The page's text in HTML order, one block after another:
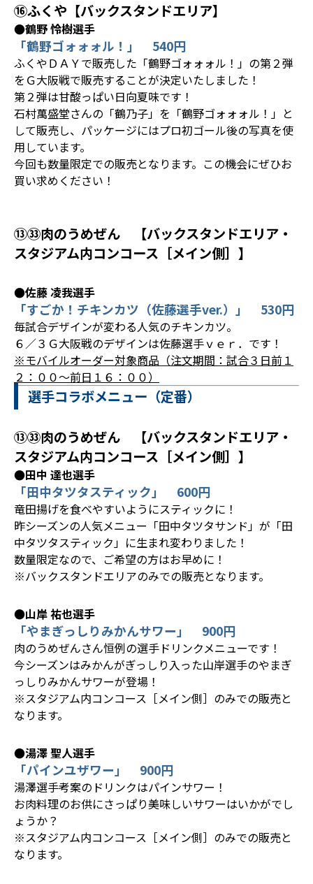
⑯ふくや【バックスタンドエリア】
●鶴野 怜樹選手
「鶴野ゴォォォル！」 540円
ふくやＤＡＹで販売した「鶴野ゴォォォル！」の第２弾
をＧ大阪戦で販売することが決定いたしました！
第２弾は甘酸っぱい日向夏味です！
石村萬盛堂さんの「鶴乃子」を「鶴野ゴォォォル！」と
して販売し、パッケージにはプロ初ゴール後の写真を使
用しています。
今回も数量限定での販売となります。この機会にぜひお
買い求めください！
⑬㉝肉のうめぜん 【バックスタンドエリア・
スタジアム内コンコース［メイン側］】
●佐藤 凌我選手
「すごか！チキンカツ（佐藤選手ver.）」 530円
毎試合デザインが変わる人気のチキンカツ。
６／３Ｇ大阪戦のデザインは佐藤選手ｖｅｒ．です！
※モバイルオーダー対象商品（注文期間：試合３日前１
２：００～前日１６：００）
選手コラボメニュー（定番）
⑬㉝肉のうめぜん 【バックスタンドエリア・
スタジアム内コンコース［メイン側］】
●田中 達也選手
「田中タツタスティック」 600円
竜田揚げを食べやすいようにスティックに！
昨シーズンの人気メニュー「田中タツタサンド」が「田
中タツタスティック」に生まれ変わりました！
数量限定なので、ご希望の方はお早めに！
※バックスタンドエリアのみでの販売となります。
●山岸 祐也選手
「やまぎっしりみかんサワー」 900円
肉のうめぜんさん恒例の選手ドリンクメニューです！
今シーズンはみかんがぎっしり入った山岸選手のやまぎ
っしりみかんサワーが登場！
※スタジアム内コンコース［メイン側］のみでの販売と
なります。
●湯澤 聖人選手
「パインユザワー」 900円
湯澤選手考案のドリンクはパインサワー！
お肉料理のお供にさっぱり美味しいサワーはいかがでし
ょうか？
※スタジアム内コンコース［メイン側］のみでの販売と
なります。